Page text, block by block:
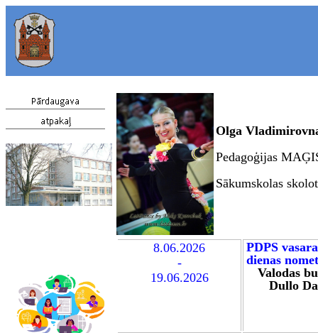
Olga
Pedagoģijas
Sākumskolas
8.06.2026
-
19.06.2026
PDPS
dienas
Valodas
Dullo